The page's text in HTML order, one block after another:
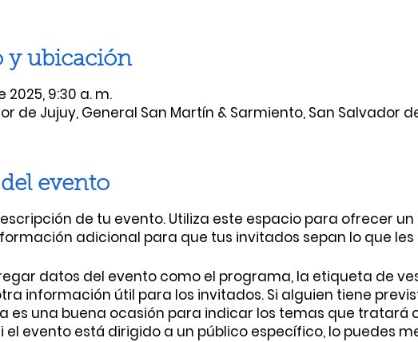
y ubicación
2025, 9:30 a. m.
de Jujuy, General San Martín & Sarmiento, San Salvador
evento
de tu evento. Utiliza este espacio para ofrecer
adicional para que tus invitados sepan lo que les
datos del evento como el programa, la etiqueta de
información útil para los invitados. Si alguien tiene
es una buena ocasión para indicar los temas que tratará
el evento está dirigido a un público específico, lo puedes